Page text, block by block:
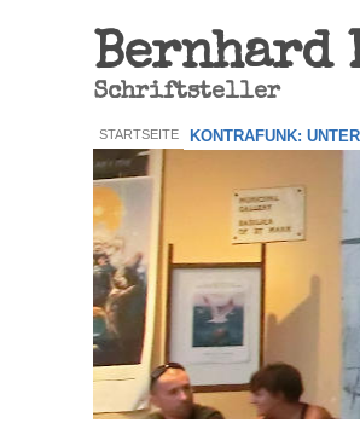
Bernhard
Schriftsteller
STARTSEITE KONTRAFUNK: